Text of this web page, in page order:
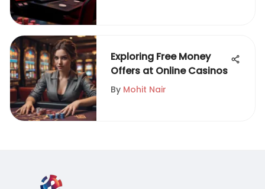
Exploring Free Money
Offers at Online Casinos
By Mohit Nair